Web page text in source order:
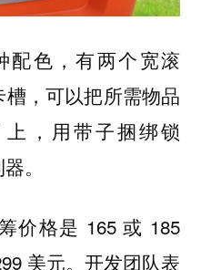
配色，有两个宽滚
，可以把所需物品
上，用带子捆绑锁
。
价格是 165 或 185
美元。开发团队表